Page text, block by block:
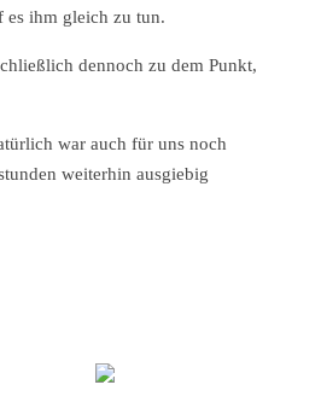
es ihm gleich zu tun.
dennoch zu dem Punkt,
war auch für uns noch
weiterhin ausgiebig